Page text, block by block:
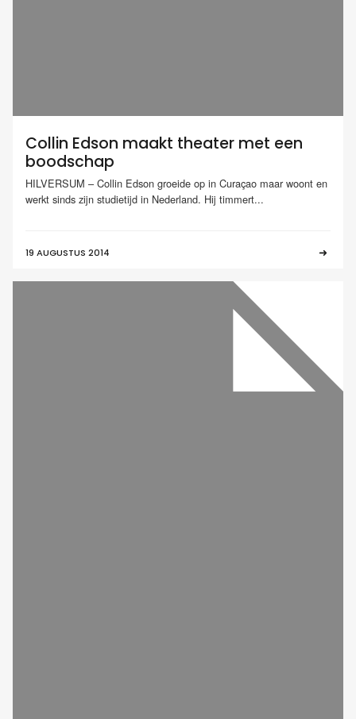
Collin Edson maakt theater met een
boodschap
HILVERSUM – Collin Edson groeide op in Curaçao maar woont en
werkt sinds zijn studietijd in Nederland. Hij timmert...
19 AUGUSTUS 2014